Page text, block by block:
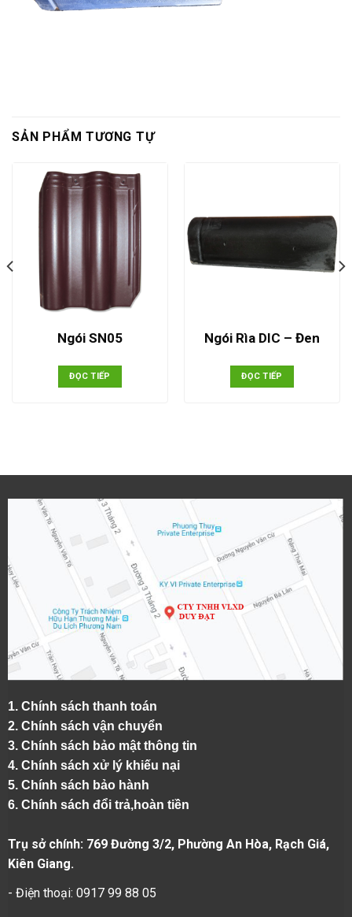
SẢN PHẨM TƯƠNG TỰ
Ngói SN05
ĐỌC TIẾP
Ngói Rìa DIC – Đen
ĐỌC TIẾP
1. Chính sách thanh toán
2. Chính sách vận chuyển
3. Chính sách bảo mật thông tin
4. Chính sách xử lý khiếu nại
5. Chính sách bảo hành
6. Chính sách đổi trả,hoàn tiền
Trụ sở chính: 769 Đường 3/2, Phường An Hòa, Rạch Giá,
Kiên Giang.
- Điện thoại: 0917 99 88 05